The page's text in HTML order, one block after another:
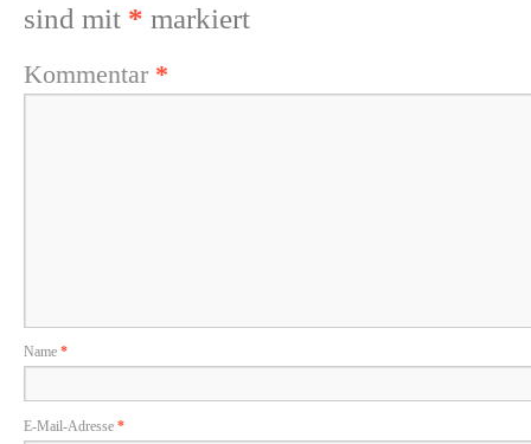
sind mit * markiert
Kommentar *
Name *
E-Mail-Adresse *